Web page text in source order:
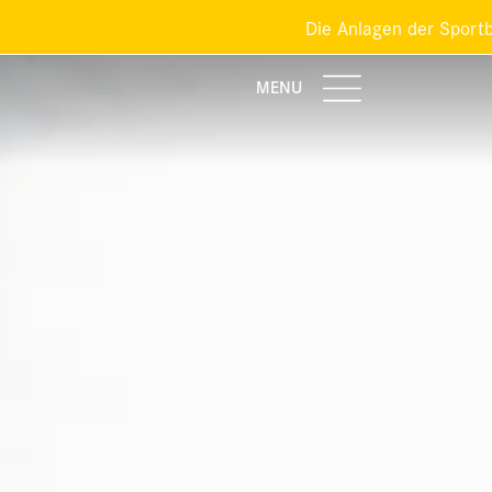
Anlagen der Sportbahnen Braunwald sind gemäss
MENU